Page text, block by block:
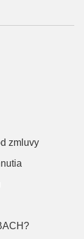
zmluvy